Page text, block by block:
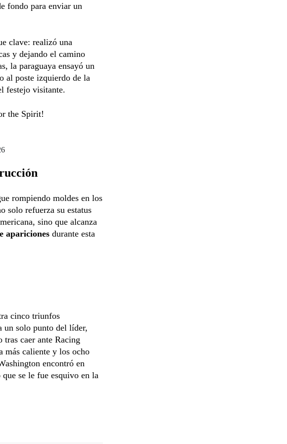
fondo para enviar un
clave: realizó una
y dejando el camino
la paraguaya ensayó un
al poste izquierdo de la
festejo visitante.
the Spirit!
rompiendo moldes en los
solo refuerza su estatus
sino que alcanza
apariciones durante esta
cinco triunfos
un solo punto del líder,
tras caer ante Racing
más caliente y los ocho
encontró en
se le fue esquivo en la